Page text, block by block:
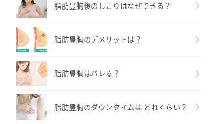
脂肪豊胸後のしこりはなぜできる？
脂肪豊胸のデメリットは？
脂肪豊胸はバレる？
脂肪豊胸のダウンタイムは どれくらい？